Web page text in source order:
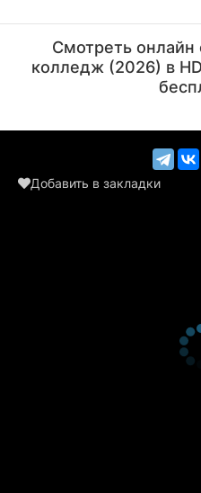
(Joe / Madea / B...)
Смотреть
колледж (2026) в
Добавить в закладки